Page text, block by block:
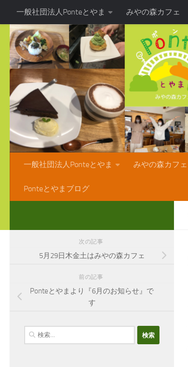
コンテンツへスキップ
一般社団法人Ponteとやま みやの森カフェ
Ponteとやまブログ
一般社団法人Ponteとやま みやの森カフェ
Ponteとやまブログ
次の記事
5月29日木金土はみやの森カフェ
前の記事
Ponteとやまより『6月のお知らせ』で
す
検
索: